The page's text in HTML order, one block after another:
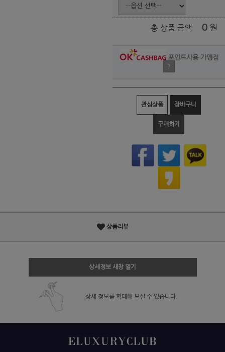
총 상품 금액 0 원
포인트사용 가맹점
?
관심상품 장바구니
구매하기
상품리뷰
상세정보 새창 열기
상세 정보를 확대해 보실 수 있습니다.